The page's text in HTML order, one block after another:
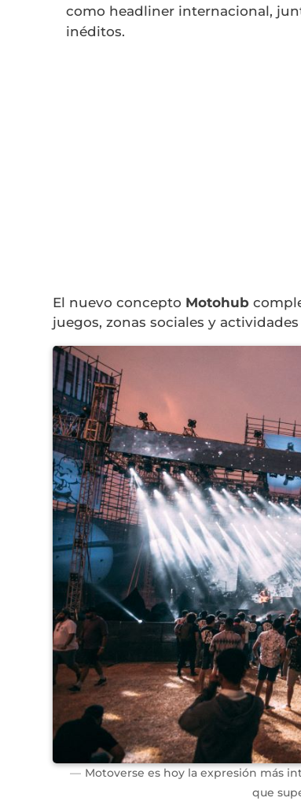
como headliner internacional,
inéditos.
El nuevo concepto Motohub
juegos, zonas sociales y
Motoverse es hoy la expresión más
que